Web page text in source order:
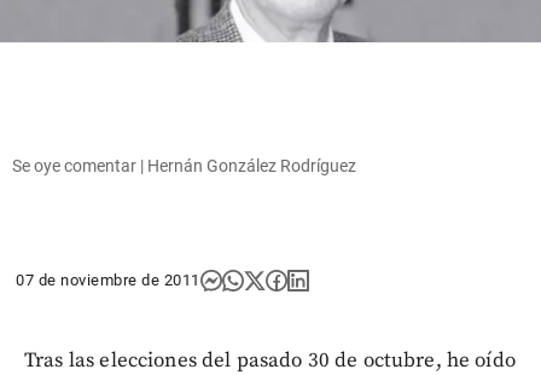
Se oye comentar | Hernán González Rodríguez
07 de noviembre de 2011
Tras las elecciones del pasado 30 de octubre, he oído